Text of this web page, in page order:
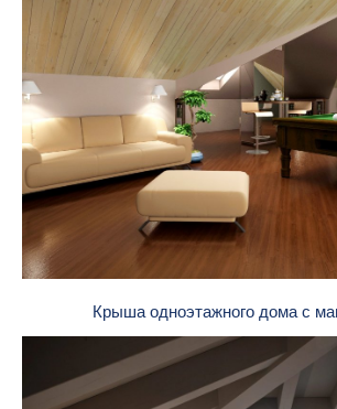
Крыша одноэтажного дома с